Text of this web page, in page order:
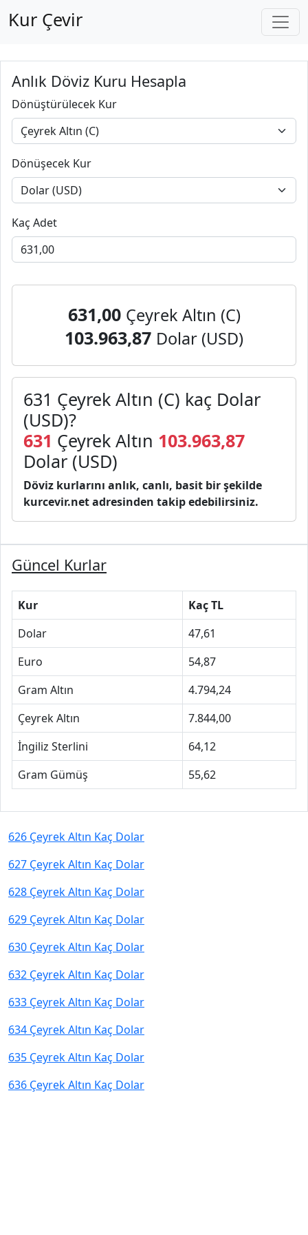
Kur Çevir
Anlık Döviz Kuru Hesapla
Dönüştürülecek Kur
Dönüşecek Kur
Kaç Adet
631,00 Çeyrek Altın (C)
103.963,87 Dolar (USD)
631 Çeyrek Altın (C) kaç Dolar
(USD)?
631 Çeyrek Altın 103.963,87
Dolar (USD)
Döviz kurlarını anlık, canlı, basit bir şekilde
kurcevir.net adresinden takip edebilirsiniz.
Güncel Kurlar
Kur
Kaç TL
Dolar
47,61
Euro
54,87
Gram Altın
4.794,24
Çeyrek Altın
7.844,00
İngiliz Sterlini
64,12
Gram Gümüş
55,62
626 Çeyrek Altın Kaç Dolar
627 Çeyrek Altın Kaç Dolar
628 Çeyrek Altın Kaç Dolar
629 Çeyrek Altın Kaç Dolar
630 Çeyrek Altın Kaç Dolar
632 Çeyrek Altın Kaç Dolar
633 Çeyrek Altın Kaç Dolar
634 Çeyrek Altın Kaç Dolar
635 Çeyrek Altın Kaç Dolar
636 Çeyrek Altın Kaç Dolar